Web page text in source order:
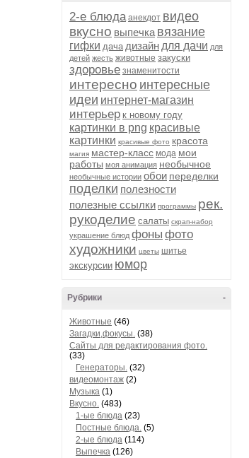
2-е блюда анекдот видео
вкусно выпечка вязание
гифки дача дизайн для дачи для
детей жесть животные закуски
здоровье знаменитости
интересно интересные
идеи интернет-магазин
интерьер к новому году
картинки в png красивые
картинки красивые фото красота
магия мастер-класс мода мои
работы моя анимация необычное
необычные истории обои переделки
поделки полезности
полезные ссылки программы рек.
рукоделие салаты скрап-набор
украшение блюд фоны фото
художники цветы шитье
экскурсии юмор
-
Рубрики
Животные (46)
Загадки,фокусы. (38)
Сайты для редактирования фото.
(33)
Генераторы. (32)
видеомонтаж (2)
Музыка (1)
Вкусно. (483)
1-ые блюда (23)
Постные блюда. (5)
2-ые блюда (114)
Выпечка (126)